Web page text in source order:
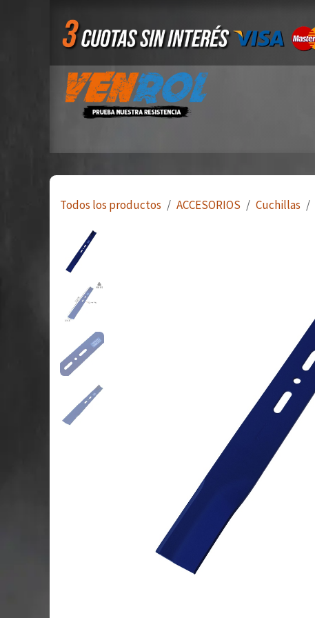
Todos los productos ACCESORIOS Cuchillas